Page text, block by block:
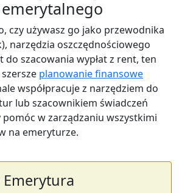
czy używasz go jako przewodnika
narzędzia oszczędnościowego
do szacowania wypłat z rent, ten
planowanie finansowe
współpracuje z narzędziem do
lub szacownikiem świadczeń
pomóc w zarządzaniu wszystkimi
na emeryturze.